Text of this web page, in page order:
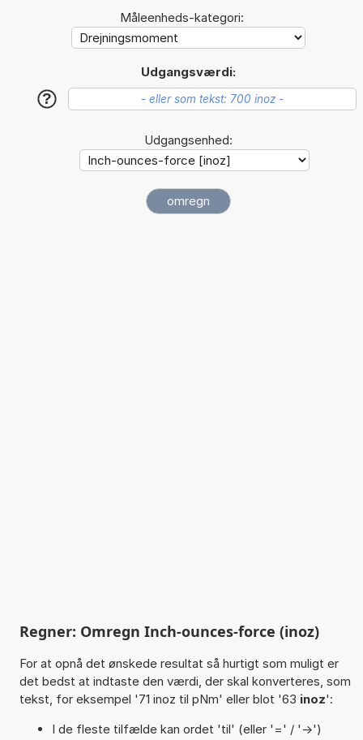
Måleenheds-kategori:
Udgangsværdi:
?
Udgangsenhed:
Regner: Omregn Inch-ounces-force (inoz)
For at opnå det ønskede resultat så hurtigt som muligt er
det bedst at indtaste den værdi, der skal konverteres, som
tekst, for eksempel '71 inoz til pNm' eller blot '63 inoz':
I de fleste tilfælde kan ordet 'til' (eller '=' / '->')